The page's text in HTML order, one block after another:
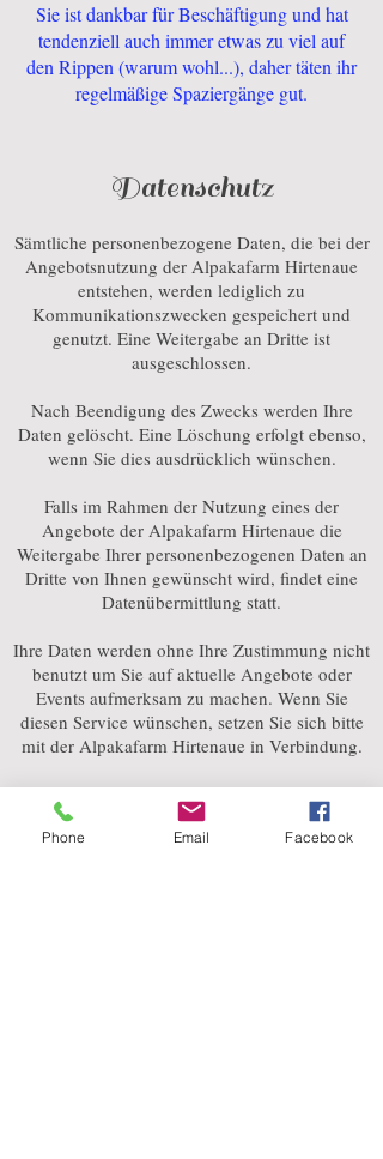
Sie ist dankbar für Beschäftigung und hat
tendenziell auch immer etwas zu viel auf
den Rippen (warum wohl...), daher täten ihr
regelmäßige Spaziergänge gut.
Datenschutz
Sämtliche personenbezogene Daten, die bei der
Angebotsnutzung der Alpakafarm Hirtenaue
entstehen, werden lediglich zu
Kommunikationszwecken gespeichert und
genutzt. Eine Weitergabe an Dritte ist
ausgeschlossen.
Nach Beendigung des Zwecks werden Ihre
Daten gelöscht. Eine Löschung erfolgt ebenso,
wenn Sie dies ausdrücklich wünschen.
Falls im Rahmen der Nutzung eines der
Angebote der Alpakafarm Hirtenaue die
Weitergabe Ihrer personenbezogenen Daten an
Dritte von Ihnen gewünscht wird, findet eine
Datenübermittlung statt.
Ihre Daten werden ohne Ihre Zustimmung nicht
benutzt um Sie auf aktuelle Angebote oder
Events aufmerksam zu machen. Wenn Sie
diesen Service wünschen, setzen Sie sich bitte
mit der Alpakafarm Hirtenaue in Verbindung.
Während der Speicherung Ihrer
personenbezogenen Daten zu dem von Ihnen
gewünschten Zweck sind alle Maßnahmen zum
Phone Email Facebook